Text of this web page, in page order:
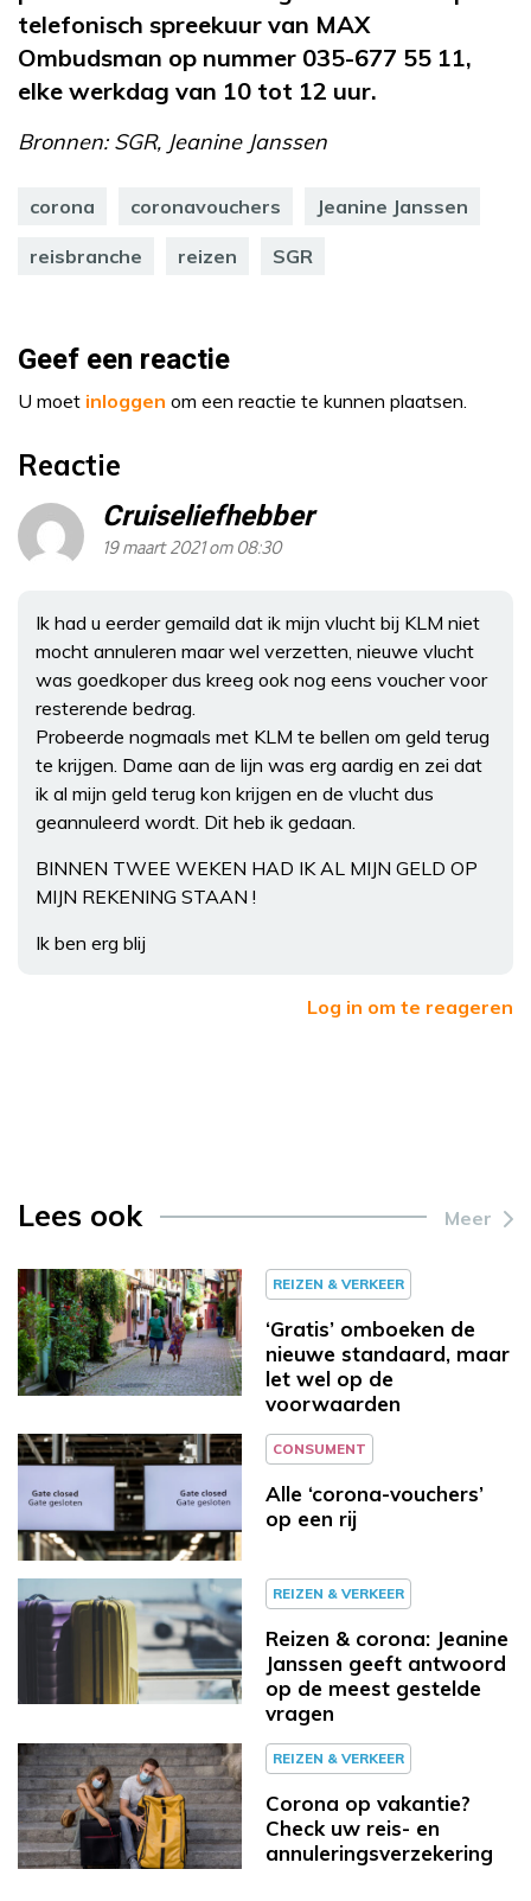
telefonisch spreekuur van MAX
Ombudsman op nummer 035-677 55 11,
elke werkdag van 10 tot 12 uur.
Bronnen: SGR, Jeanine Janssen
corona coronavouchers Jeanine Janssen
reisbranche reizen SGR
Geef een reactie
U moet inloggen om een reactie te kunnen plaatsen.
Reactie
Cruiseliefhebber
19 maart 2021 om 08:30
Ik had u eerder gemaild dat ik mijn vlucht bij KLM niet
mocht annuleren maar wel verzetten, nieuwe vlucht
was goedkoper dus kreeg ook nog eens voucher voor
resterende bedrag.
Probeerde nogmaals met KLM te bellen om geld terug
te krijgen. Dame aan de lijn was erg aardig en zei dat
ik al mijn geld terug kon krijgen en de vlucht dus
geannuleerd wordt. Dit heb ik gedaan.
BINNEN TWEE WEKEN HAD IK AL MIJN GELD OP
MIJN REKENING STAAN !
Ik ben erg blij
Log in om te reageren
Lees ook Meer
REIZEN & VERKEER
‘Gratis’ omboeken de
nieuwe standaard, maar
let wel op de
voorwaarden
CONSUMENT
Alle ‘corona-vouchers’
op een rij
REIZEN & VERKEER
Reizen & corona: Jeanine
Janssen geeft antwoord
op de meest gestelde
vragen
REIZEN & VERKEER
Corona op vakantie?
Check uw reis- en
annuleringsverzekering